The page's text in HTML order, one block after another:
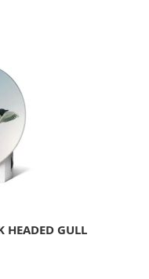
HEADED GULL